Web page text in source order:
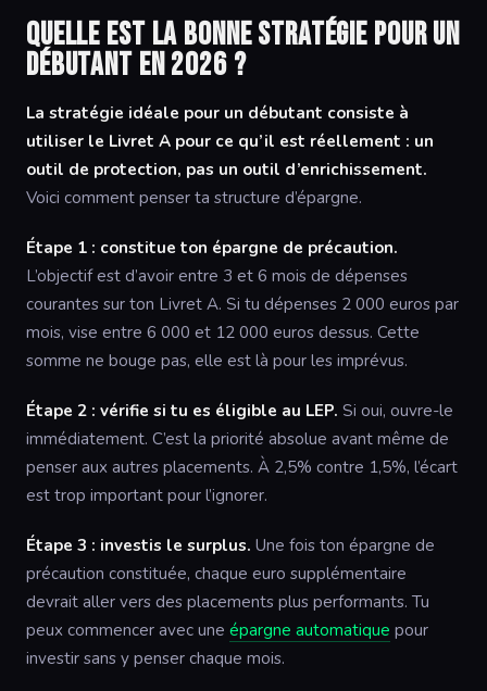
Quelle est la bonne stratégie pour un
débutant en 2026 ?
La stratégie idéale pour un débutant consiste à
utiliser le Livret A pour ce qu’il est réellement : un
outil de protection, pas un outil d’enrichissement.
Voici comment penser ta structure d’épargne.
Étape 1 : constitue ton épargne de précaution.
L’objectif est d’avoir entre 3 et 6 mois de dépenses
courantes sur ton Livret A. Si tu dépenses 2 000 euros par
mois, vise entre 6 000 et 12 000 euros dessus. Cette
somme ne bouge pas, elle est là pour les imprévus.
Étape 2 : vérifie si tu es éligible au LEP. Si oui, ouvre-le
immédiatement. C’est la priorité absolue avant même de
penser aux autres placements. À 2,5% contre 1,5%, l’écart
est trop important pour l’ignorer.
Étape 3 : investis le surplus. Une fois ton épargne de
précaution constituée, chaque euro supplémentaire
devrait aller vers des placements plus performants. Tu
peux commencer avec une épargne automatique pour
investir sans y penser chaque mois.